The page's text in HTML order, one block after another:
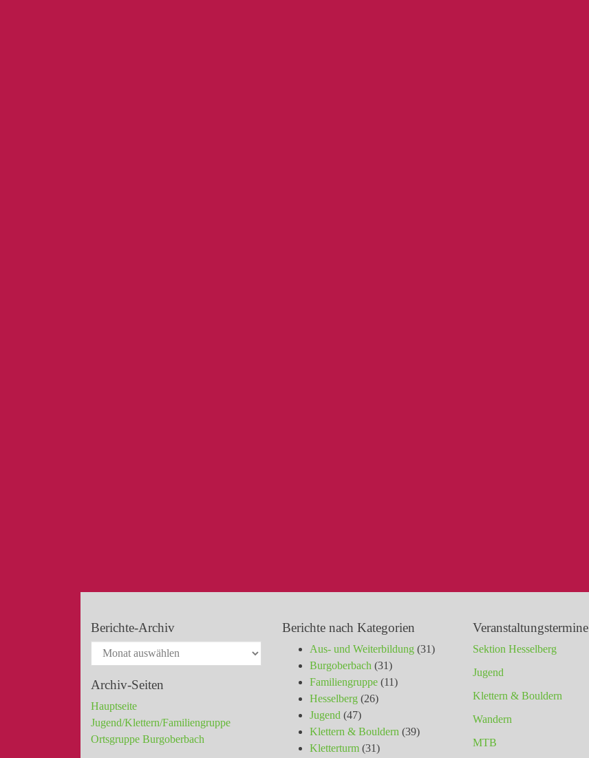
Berichte-Archiv
Archiv-Seiten
Hauptseite
Jugend/Klettern/Familiengruppe
Ortsgruppe Burgoberbach
Berichte nach Kategorien
Aus- und Weiterbildung(31)
Burgoberbach (31)
Familiengruppe(11)
Hesselberg(26)
Jugend (47)
Klettern & Bouldern (39)
Kletterturm(31)
Veranstaltungstermine
Sektion Hesselberg
Jugend
Klettern & Bouldern
Wandern
MTB